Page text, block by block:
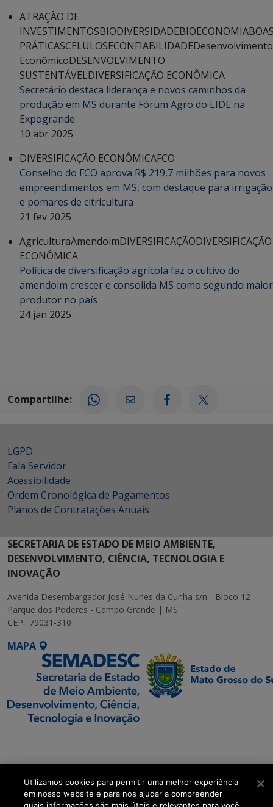
ATRAÇÃO DE
INVESTIMENTOSBIODIVERSIDADEBIOECONOMIA
PRÁTICASCELULOSECONFIABILIDADEDesenvolvimento
EconômicoDESENVOLVIMENTO
SUSTENTÁVELDIVERSIFICAÇÃO ECONÔMICA
Secretário destaca liderança e novos caminhos da
produção em MS durante Fórum Agro do LIDE na
Expogrande
10 abr 2025
DIVERSIFICAÇÃO ECONÔMICAFCO
Conselho do FCO aprova R$ 219,7 milhões para novos
empreendimentos em MS, com destaque para irrigação
e pomares de citricultura
21 fev 2025
AgriculturaAmendoimDIVERSIFICAÇÃODIVERSIFICAÇÃO
ECONÔMICA
Política de diversificação agrícola faz o cultivo do
amendoim crescer e consolida MS como segundo maior
produtor no país
24 jan 2025
Compartilhe:
LGPD
Fala Servidor
Acessibilidade
Ordem Cronológica de Pagamentos
Planos de Contratações Anuais
SECRETARIA DE ESTADO DE MEIO AMBIENTE,
DESENVOLVIMENTO, CIÊNCIA, TECNOLOGIA E
INOVAÇÃO
Avenida Desembargador José Nunes da Cunha s/n - Bloco 12
Parque dos Poderes - Campo Grande | MS
CEP.: 79031-310
MAPA
Transformação Digital
get_footer();
Utilizamos cookies para permitir uma melhor experiência
em nosso website e para nos ajudar a compreender